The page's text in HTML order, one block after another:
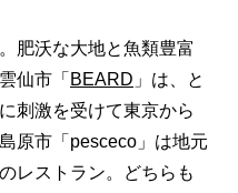
肥沃な大地と魚類豊富
仙市「 BEARD 」は、と
刺激を受けて東京から
原市「pesceco」は地元
レストラン。どちらも